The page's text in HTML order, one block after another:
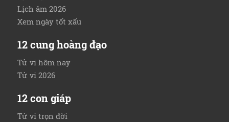
Lịch âm 2026
Xem ngày tốt xấu
12 cung hoàng đạo
Tử vi hôm nay
Tử vi 2026
12 con giáp
Tử vi trọn đời